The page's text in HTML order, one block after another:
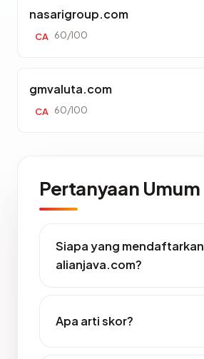
nasarigroup.com
CA 60/100
gmvaluta.com
CA 60/100
Pertanyaan Umum
Siapa yang mendaftarkan
alianjava.com?
Apa arti skor?